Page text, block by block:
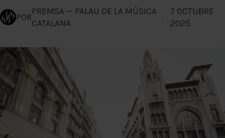
POR
PREMSA — PALAU DE LA MÚSICA
CATALANA
·
7 OCTUBRE
2025